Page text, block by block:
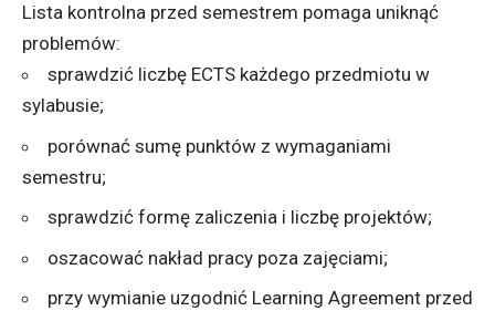
Lista kontrolna przed semestrem pomaga uniknąć
problemów:
sprawdzić liczbę ECTS każdego przedmiotu w
sylabusie;
porównać sumę punktów z wymaganiami
semestru;
sprawdzić formę zaliczenia i liczbę projektów;
oszacować nakład pracy poza zajęciami;
przy wymianie uzgodnić Learning Agreement przed